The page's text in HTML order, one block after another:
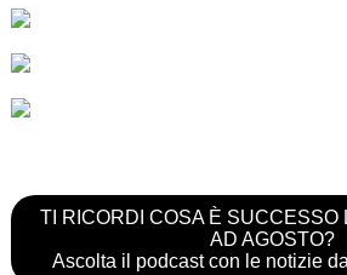
TI RICORDI COSA È SUCCESSO
AD AGOSTO?
Ascolta il podcast con le notizie